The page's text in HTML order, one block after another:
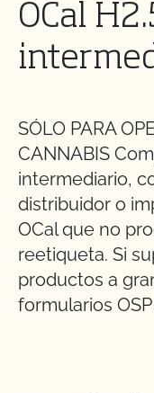
OCal
SÓLO PARA
CANNABIS
intermediario,
distribuidor o
OCal que no
reetiqueta. Si
productos a
formularios